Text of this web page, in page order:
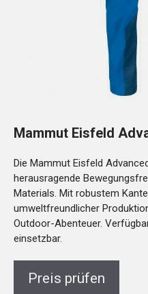
Mammut Eisfeld
Die Mammut Eisfeld
herausragende
Materials. Mit robustem
umweltfreundlicher
Outdoor-Abenteuer.
einsetzbar.
Preis prüfen